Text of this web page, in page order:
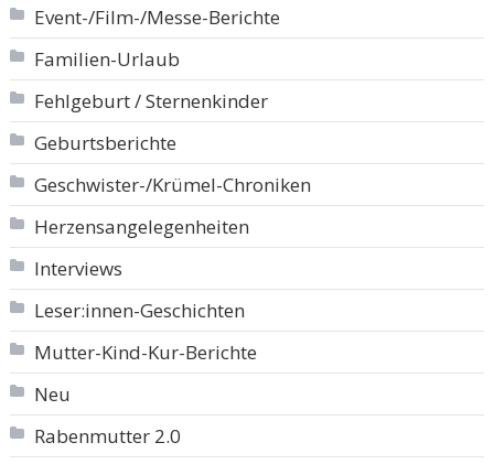
Event-/Film-/Messe-Berichte
Familien-Urlaub
Fehlgeburt / Sternenkinder
Geburtsberichte
Geschwister-/Krümel-Chroniken
Herzensangelegenheiten
Interviews
Leser:innen-Geschichten
Mutter-Kind-Kur-Berichte
Neu
Rabenmutter 2.0